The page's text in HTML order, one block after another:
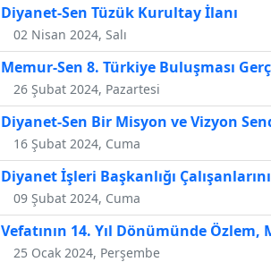
Diyanet-Sen Tüzük Kurultay İlanı
02 Nisan 2024, Salı
Memur-Sen 8. Türkiye Buluşması
26 Şubat 2024, Pazartesi
Diyanet-Sen Bir Misyon ve Vizyon
16 Şubat 2024, Cuma
Diyanet İşleri Başkanlığı
09 Şubat 2024, Cuma
Vefatının 14. Yıl Dönümünde
25 Ocak 2024, Perşembe